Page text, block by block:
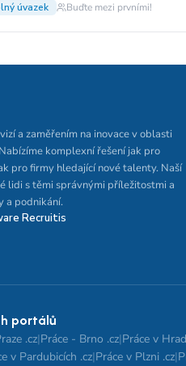
úvazek Buďte mezi prvními!
a zaměřením na inovace v oblasti
komplexní řešení jak pro
pro firmy hledající nové talenty. Naší
lidi s těmi správnými příležitostmi a
a podnikání.
Recruitis
portálů
.cz|Práce - Brno .cz|Práce v
v Pardubicích .cz|Práce v Plzni .cz|